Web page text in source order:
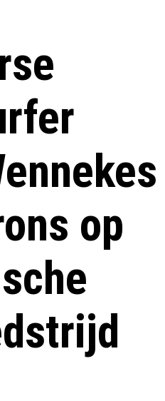
op